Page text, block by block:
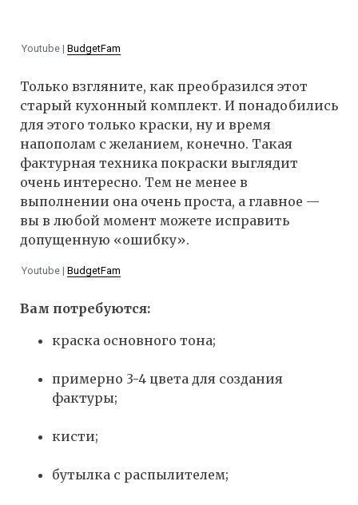
Youtube | BudgetFam
Только взгляните, как преобразился этот
старый кухонный комплект. И понадобились
для этого только краски, ну и время
напополам с желанием, конечно. Такая
фактурная техника покраски выглядит
очень интересно. Тем не менее в
выполнении она очень проста, а главное —
вы в любой момент можете исправить
допущенную «ошибку».
Youtube | BudgetFam
Вам потребуются:
краска основного тона;
примерно 3-4 цвета для создания
фактуры;
кисти;
бутылка с распылителем;